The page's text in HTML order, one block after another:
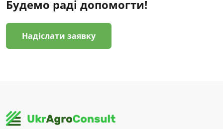
Будемо раді допомогти!
Надіслати заявку